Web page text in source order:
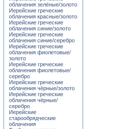
облачения зелёные/золото
Иерейские греческие
облачения красные/золото
Иерейские греческие
облачения синие/золото
Иерейские греческие
облачения синие/серебро
Иерейские греческие
облачения фиолетовые/
золото
Иерейские греческие
облачения фиолетовые/
серебро
Иерейские греческие
облачения чёрные/золото
Иерейские греческие
облачения чёрные/
серебро
Иерейские
старообрядческие
облачения